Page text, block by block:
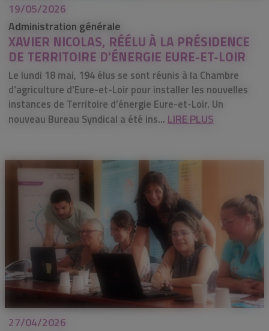
19/05/2026
Administration générale
XAVIER NICOLAS, RÉÉLU À LA PRÉSIDENCE
DE TERRITOIRE D'ÉNERGIE EURE-ET-LOIR
Le lundi 18 mai, 194 élus se sont réunis à la Chambre
d’agriculture d’Eure-et-Loir pour installer les nouvelles
instances de Territoire d’énergie Eure-et-Loir. Un
nouveau Bureau Syndical a été ins... LIRE PLUS
27/04/2026